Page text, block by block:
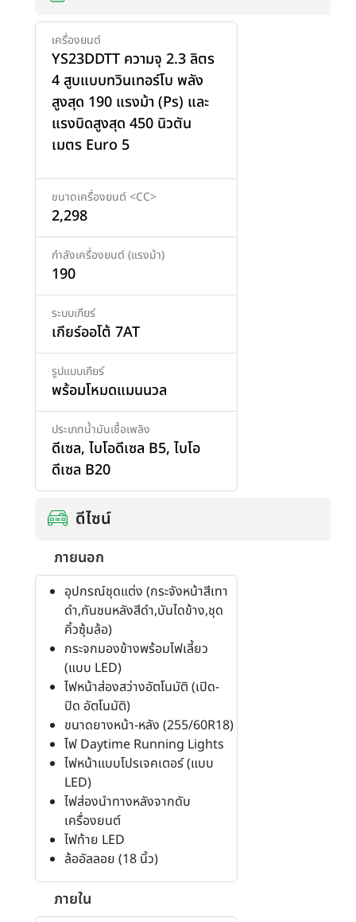
เพิ่มสินค้า
เครื่องยนต์
YS23DDTT ความจุ 2.3 ลิตร
4 สูบแบบทวินเทอร์โบ พลัง
สูงสุด 190 แรงม้า (Ps) และ
แรงบิดสูงสุด 450 นิวตัน
เมตร Euro 5
ขนาดเครื่องยนต์ <CC>
2,298
กำลังเครื่องยนต์ (แรงม้า)
190
ระบบเกียร์
เกียร์ออโต้ 7AT
รูปแบบเกียร์
พร้อมโหมดแมนนวล
ประเภทน้ำมันเชื้อเพลิง
ดีเซล, ไบโอดีเซล B5, ไบโอ
ดีเซล B20
ดีไซน์
ภายนอก
อุปกรณ์ชุดแต่ง (กระจังหน้าสีเทา
ดำ,กันชนหลังสีดำ,บันไดข้าง,ชุด
คิ้วซุ้มล้อ)
กระจกมองข้างพร้อมไฟเลี้ยว
(แบบ LED)
ไฟหน้าส่องสว่างอัตโนมัติ (เปิด-
ปิด อัตโนมัติ)
ขนาดยางหน้า-หลัง (255/60R18)
ไฟ Daytime Running Lights
ไฟหน้าแบบโปรเจคเตอร์ (แบบ
LED)
ไฟส่องนำทางหลังจากดับ
เครื่องยนต์
ไฟท้าย LED
ล้ออัลลอย (18 นิ้ว)
ภายใน